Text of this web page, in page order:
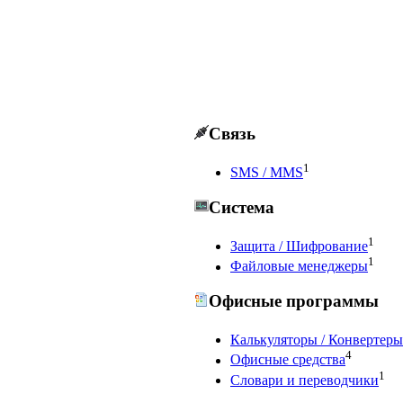
Связь
SMS / MMS1
Система
Защита / Шифрование1
Файловые менеджеры1
Офисные программы
Калькуляторы / Конвертеры
Офисные средства4
Словари и переводчики1